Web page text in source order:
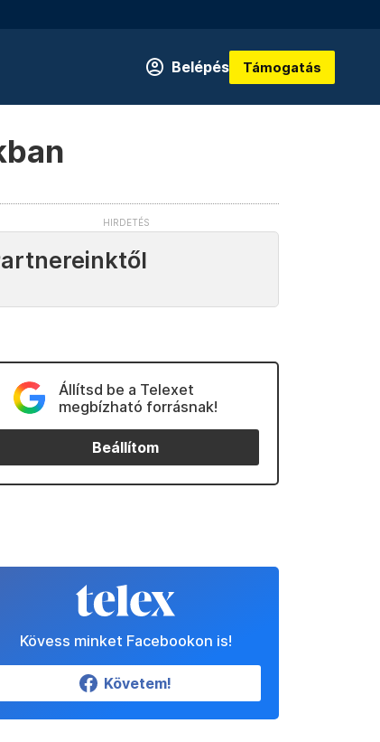
Belépés Támogatás
Állítsd be a Telexet
megbízható forrásnak!
Beállítom
Kövess minket Facebookon is!
Követem!